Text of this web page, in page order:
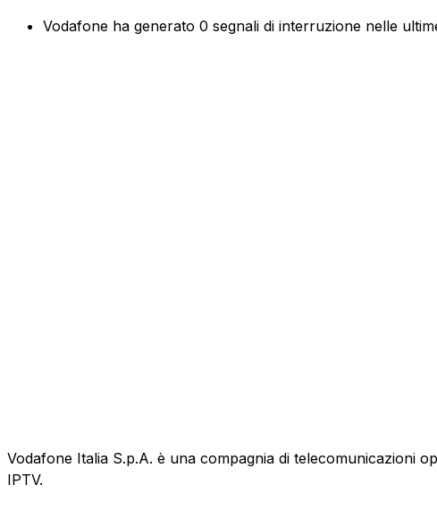
Vodafone ha generato 0 segnali di interruzione nelle
Vodafone Italia S.p.A. è una compagnia di telecomunicazioni
IPTV.